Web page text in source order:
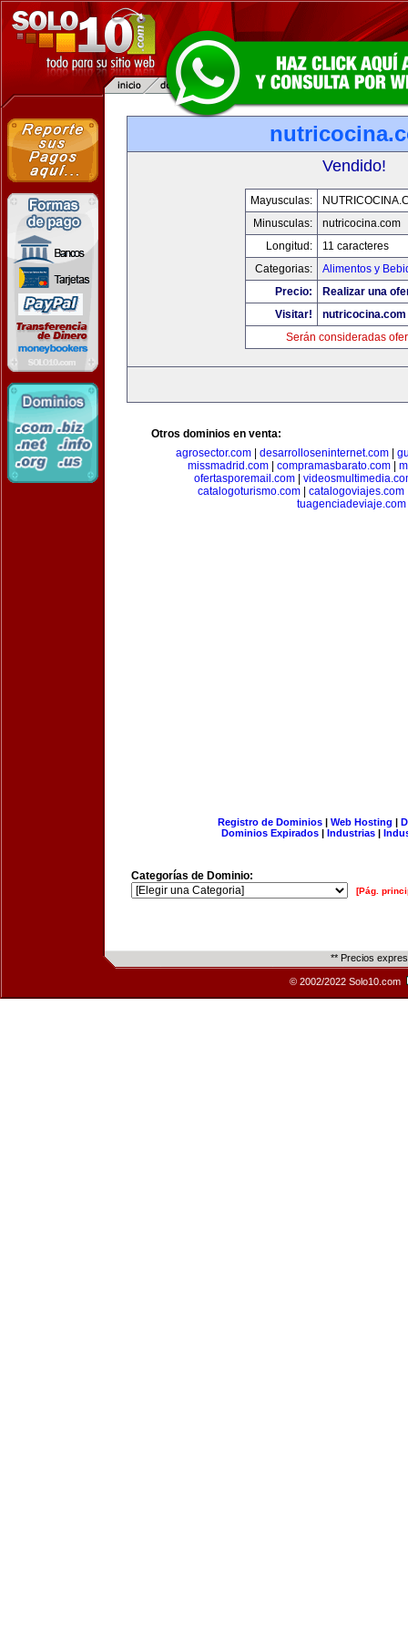
Vendido!
Mayusculas:
Minusculas:
nutricocina.com
Longitud:
11 caracteres
Categorias:
Alimentos y
Precio:
Realizar una
Visitar!
nutricocina.com
Serán consideradas
Otros dominios en venta:
agrosector.com
desarrolloseninternet.com
missmadrid.com| compramasbarato.com|
ofertasporemail.com
catalogoturismo.com
catalogoviajes.com
tuagenciadeviaje.com
Registro de Dominios| Web Hosting |
Dominios Expirados | Industrias |
Categorías de Dominio:
[Pág.
** Precios
© 2002/2022 Solo10.com